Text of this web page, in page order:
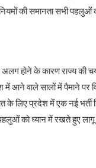
की समानता सभी पहलुओं
अलग होने के कारण राज्य
आने वाले सालों में पैमाने पर
प्रदेश में एक नई भर्ती
को ध्यान में रखते हुए लागू